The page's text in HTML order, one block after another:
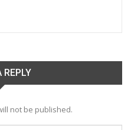
REPLY
not be published.